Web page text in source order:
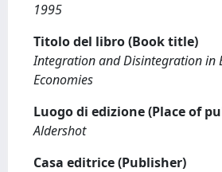
1995
Titolo del libro (Book title)
Integration and Disintegration in
Economies
Luogo di edizione (Place of
Aldershot
Casa editrice (Publisher)